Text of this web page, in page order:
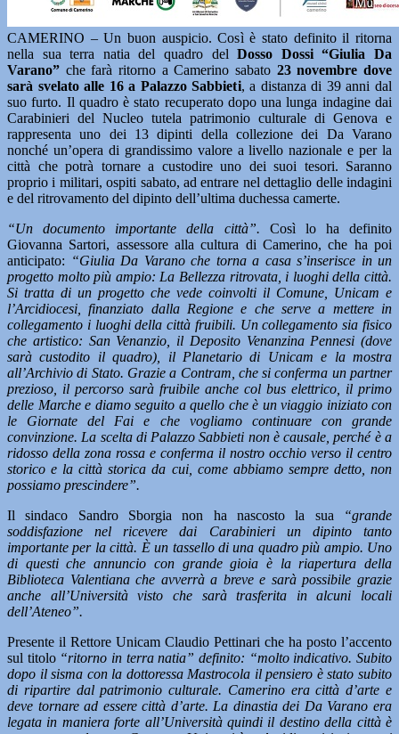
CAMERINO – Un buon auspicio. Così è stato definito il ritorna
nella sua terra natia del quadro del Dosso Dossi “Giulia Da
Varano” che farà ritorno a Camerino sabato 23 novembre dove
sarà svelato alle 16 a Palazzo Sabbieti, a distanza di 39 anni dal
suo furto. Il quadro è stato recuperato dopo una lunga indagine dai
Carabinieri del Nucleo tutela patrimonio culturale di Genova e
rappresenta uno dei 13 dipinti della collezione dei Da Varano
nonché un’opera di grandissimo valore a livello nazionale e per la
città che potrà tornare a custodire uno dei suoi tesori. Saranno
proprio i militari, ospiti sabato, ad entrare nel dettaglio delle indagini
e del ritrovamento del dipinto dell’ultima duchessa camerte.
“Un documento importante della città”. Così lo ha definito
Giovanna Sartori, assessore alla cultura di Camerino, che ha poi
anticipato: “Giulia Da Varano che torna a casa s’inserisce in un
progetto molto più ampio: La Bellezza ritrovata, i luoghi della città.
Si tratta di un progetto che vede coinvolti il Comune, Unicam e
l’Arcidiocesi, finanziato dalla Regione e che serve a mettere in
collegamento i luoghi della città fruibili. Un collegamento sia fisico
che artistico: San Venanzio, il Deposito Venanzina Pennesi (dove
sarà custodito il quadro), il Planetario di Unicam e la mostra
all’Archivio di Stato. Grazie a Contram, che si conferma un partner
prezioso, il percorso sarà fruibile anche col bus elettrico, il primo
delle Marche e diamo seguito a quello che è un viaggio iniziato con
le Giornate del Fai e che vogliamo continuare con grande
convinzione. La scelta di Palazzo Sabbieti non è causale, perché è a
ridosso della zona rossa e conferma il nostro occhio verso il centro
storico e la città storica da cui, come abbiamo sempre detto, non
possiamo prescindere”.
Il sindaco Sandro Sborgia non ha nascosto la sua
“grande
soddisfazione nel ricevere dai Carabinieri un dipinto tanto
importante per la città. È un tassello di una quadro più ampio. Uno
di questi che annuncio con grande gioia è la riapertura della
Biblioteca Valentiana che avverrà a breve e sarà possibile grazie
anche all’Università visto che sarà trasferita in alcuni locali
dell’Ateneo”.
Presente il Rettore Unicam Claudio Pettinari che ha posto l’accento
sul titolo “ritorno in terra natia” definito: “molto indicativo. Subito
dopo il sisma con la dottoressa Mastrocola il pensiero è stato subito
di ripartire dal patrimonio culturale. Camerino era città d’arte e
deve tornare ad essere città d’arte. La dinastia dei Da Varano era
legata in maniera forte all’Università quindi il destino della città è